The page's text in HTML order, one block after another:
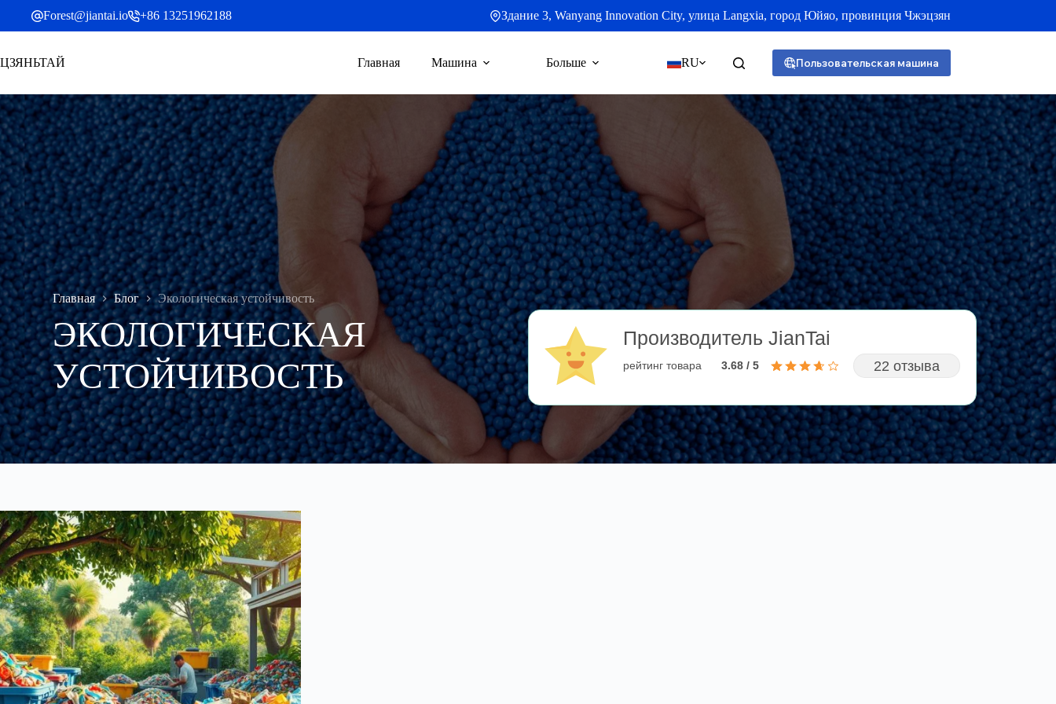
содержанию
Forest@jiantai.io +86 13251962188 Здание 3, Wanyang Innovation City, улица Langxia, город Юйяо, провинция Чжэцзян
ЦЗЯНЬТАЙ Главная Машина Больше RU Пользовательская машина
Главная Блог Экологическая устойчивость
ЭКОЛОГИЧЕСКАЯ
УСТОЙЧИВОСТЬ
Производитель JianTai
рейтинг товара 3.68 / 5 22 отзыва